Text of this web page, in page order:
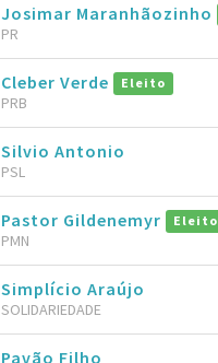
Josimar Maranhãozinho
PR
Cleber Verde Eleito
PRB
Silvio Antonio
PSL
Pastor Gildenemyr Eleito
PMN
Simplício Araújo
SOLIDARIEDADE
Pavão Filho